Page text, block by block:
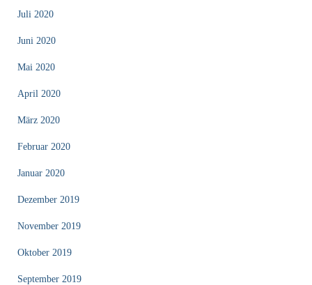
Juli 2020
Juni 2020
Mai 2020
April 2020
März 2020
Februar 2020
Januar 2020
Dezember 2019
November 2019
Oktober 2019
September 2019